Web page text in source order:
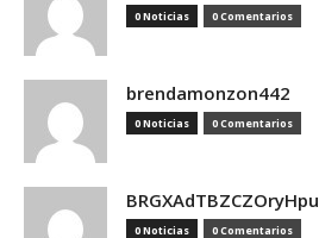
0 Noticias 0 Comentarios
brendamonzon442
0 Noticias 0 Comentarios
BRGXAdTBZCZOryHpu
0 Noticias 0 Comentarios